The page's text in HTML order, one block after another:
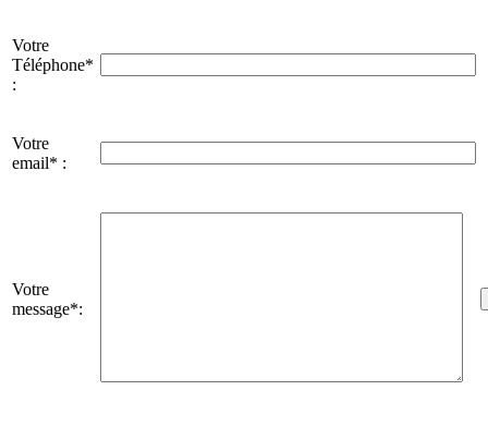
Votre
Téléphone*
:
Votre
email* :
Votre
message*: